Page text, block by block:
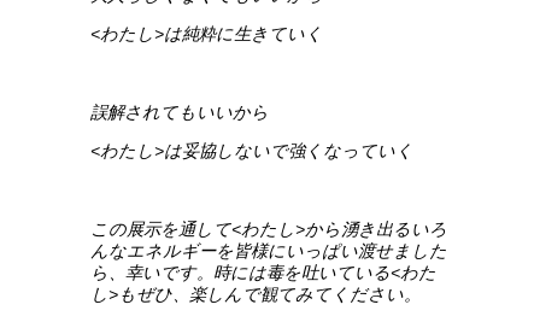
<わたし>は純粋に生きていく
誤解されてもいいから
<わたし>は妥協しないで強くなっていく
この展示を通して<わたし>から湧き出るいろ
んなエネルギーを皆様にいっぱい渡せました
ら、幸いです。時には毒を吐いている<わた
し>もぜひ、楽しんで観てみてください。